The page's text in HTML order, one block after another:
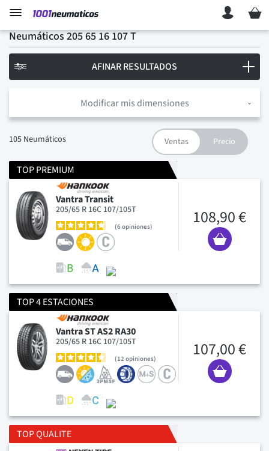
Mi
Neumáticos 205 65 16 107 T
Modificar mis dimensiones
105 Neumáticos
TOP PREMIUM
Vantra Transit
205/65 R 16C 107/105T
6opiniones 108,90 €
TOP 4 ESTACIONES
Vantra ST AS2 RA30
205/65 R 16C 107/105T
12 opiniones 107,00 €
TOP QUALITE
AFINAR RESULTADOS